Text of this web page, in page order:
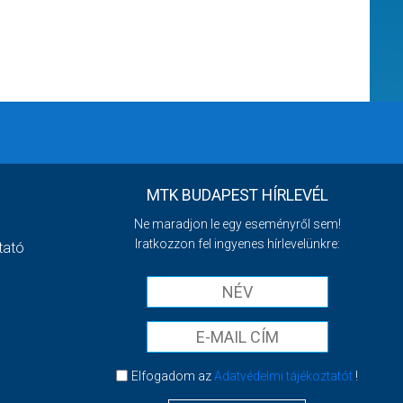
MTK BUDAPEST HÍRLEVÉL
Ne maradjon le egy eseményről sem!
Iratkozzon fel ingyenes hírlevelünkre:
Elfogadom azAdatvédelmi tájékoztatót !